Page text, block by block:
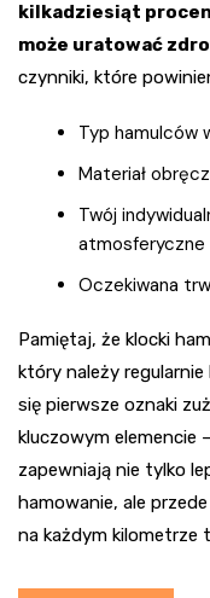
kilkadziesiąt
może uratować
czynniki, które
Typ hamulców
Materiał
Twój
atmosferyczne
Oczekiwana
Pamiętaj, że klocki
który należy
się pierwsze oznaki
kluczowym elemencie
zapewniają nie tylko
hamowanie, ale
na każdym kilometrze